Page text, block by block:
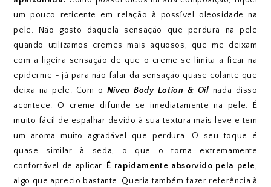
um pouco reticente em relação à possível oleosidade na
pele. Não gosto daquela sensação que perdura na pele
quando utilizamos cremes mais aquosos, que me deixam
com a ligeira sensação de que o creme se limita a ficar na
epiderme - já para não falar da sensação quase colante que
deixa na pele. Com o Nivea Body Lotion & Oil nada disso
acontece. O creme difunde-se imediatamente na pele. É
muito fácil de espalhar devido à sua textura mais leve e tem
um aroma muito agradável que perdura. O seu toque é
quase similar à seda, o que o torna extremamente
confortável de aplicar. É rapidamente absorvido pela pele,
algo que aprecio bastante. Queria também fazer referência à